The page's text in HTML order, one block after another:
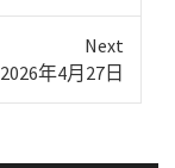
Next
2026年4月27日